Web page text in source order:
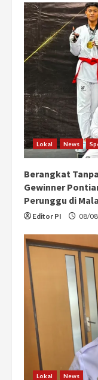
e
R
e
a
d
i
n
g
Lokal News
Berangkat
Gewinner
Perunggu di
Editor PI 08/
Lokal News